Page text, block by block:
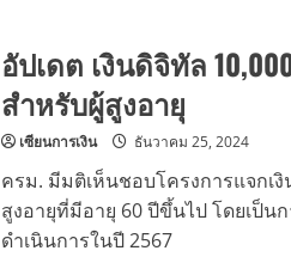
อัปเดต เงินดิจิทัล
สำหรับผู้สูงอายุ
เซียนการเงิน ธันวาคม 25, 2024
ครม. มีมติเห็นชอบโครงการแจกเ
สูงอายุที่มีอายุ 60 ปีขึ้นไป โดยเป็น
ดำเนินการในปี 2567